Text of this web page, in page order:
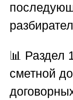
📊 Раздел
сметной